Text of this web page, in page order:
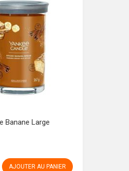
Banane Large
AJOUTER AU PANIER